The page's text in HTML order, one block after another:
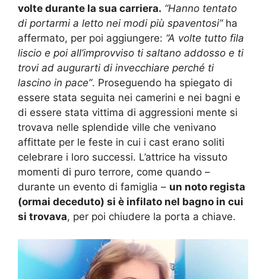
volte durante la sua carriera. “Hanno tentato
di portarmi a letto nei modi più spaventosi”ha
affermato, per poi aggiungere: “A volte tutto fila
liscio e poi all’improvviso ti saltano addosso e ti
trovi ad augurarti di invecchiare perché ti
lascino in pace”. Proseguendo ha spiegato di
essere stata seguita nei camerini e nei bagni e
di essere stata vittima di aggressioni mente si
trovava nelle splendide ville che venivano
affittate per le feste in cui i cast erano soliti
celebrare i loro successi. L’attrice ha vissuto
momenti di puro terrore, come quando –
durante un evento di famiglia – un noto regista
(ormai deceduto) si è infilato nel bagno in cui
si trovava, per poi chiudere la porta a chiave.